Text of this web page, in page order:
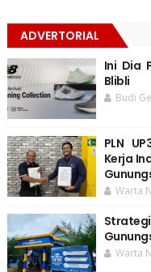
ADVERTORIAL
Ini Dia
Blibli
Budi
PLN
Kerja
Warta
Warta